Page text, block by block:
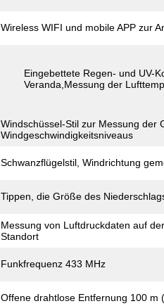
Wireless WIFI und mobile APP zur
Eingebettete Regen- und UV-
Veranda,Messung der
Windschüssel-Stil zur Messung der
Windgeschwindigkeitsniveaus
Schwanzflügelstil, Windrichtung
Tippen, die Größe des
Messung von Luftdruckdaten auf
Standort
Funkfrequenz 433 MHz
Offene drahtlose Entfernung 100 m